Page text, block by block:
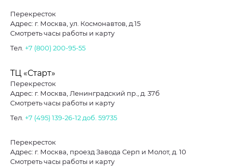
Перекресток
Адрес: г. Москва, ул. Космонавтов, д.15
Смотреть часы работы и карту
Тел. +7 (800) 200-95-55
ТЦ «Старт»
Перекресток
Адрес: г. Москва, Ленинградский пр., д. 37б
Смотреть часы работы и карту
Тел. +7 (495) 139-26-12 доб. 59735
Перекресток
Адрес: г. Москва, проезд Завода Серп и Молот, д. 10
Смотреть часы работы и карту